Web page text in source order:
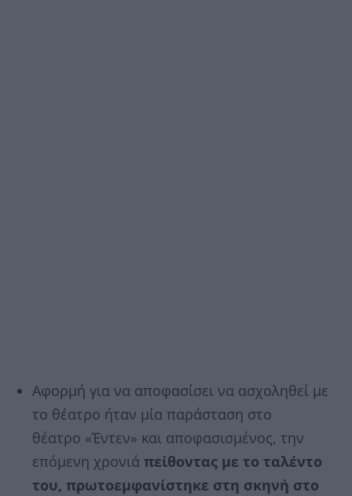
Αφορμή για να αποφασίσει να ασχοληθεί με
το θέατρο ήταν μία παράσταση στο
θέατρο «Έντεν» και αποφασισμένος, την
επόμενη χρονιά πείθοντας με το ταλέντο
του, πρωτοεμφανίστηκε στη σκηνή στο